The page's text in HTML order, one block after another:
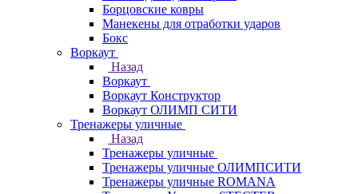
Борцовские ковры
Манекены для отработки ударов
Бокс
Воркаут
Назад
Воркаут
Воркаут Конструктор
Воркаут ОЛИМП СИТИ
Тренажеры уличные
Назад
Тренажеры уличные
Тренажеры уличные ОЛИМПСИТИ
Тренажеры уличные ROMANA